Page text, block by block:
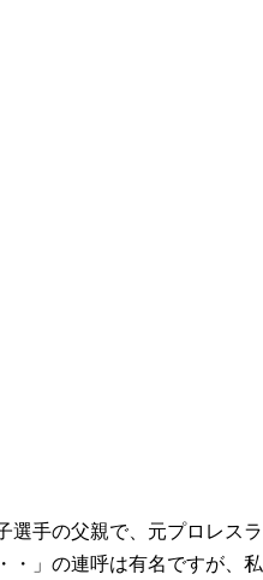
選手の父親で、元プロレスラ
・」の連呼は有名ですが、私